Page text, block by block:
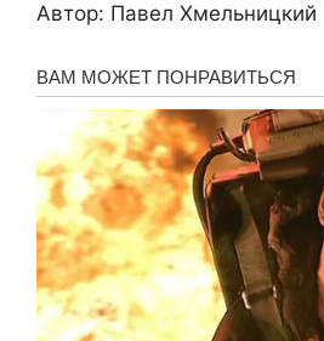
Автор: Павел Хмельницкий